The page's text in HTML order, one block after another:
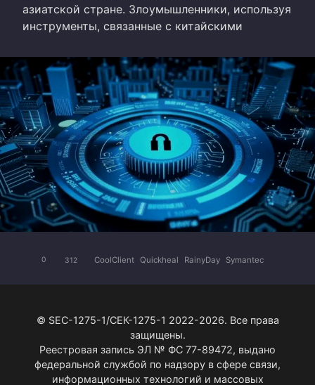
азиатской стране. Злоумышленники, используя
инструменты, связанные с китайскими
0 312 CoolClient Quickheal RainyDay Symantec
© SEC-1275-1/СЕК-1275-1 2022-2026. Все права
защищены.
Реестровая запись ЭЛ № ФС 77-89472, выдано
федеральной службой по надзору в сфере связи,
информационных технологий и массовых